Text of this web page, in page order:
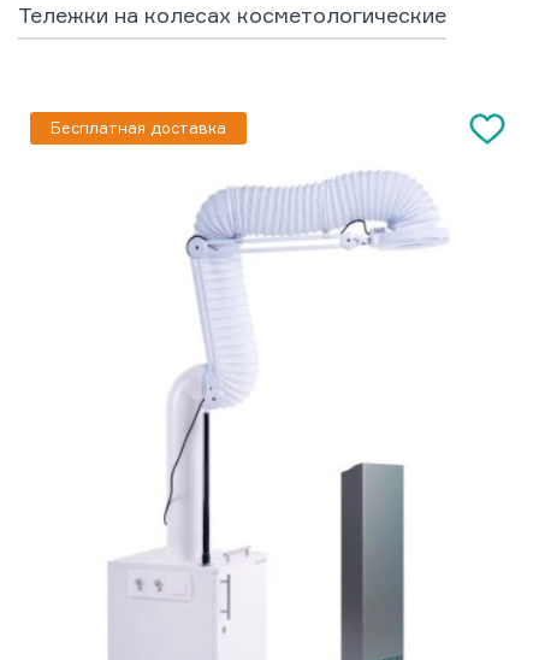
Тележки на колесах косметологические
Бесплатная доставка